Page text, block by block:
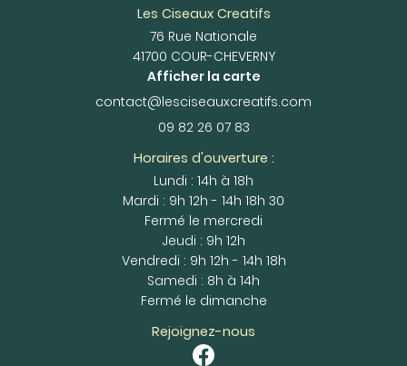
Les Ciseaux Creatifs
76 Rue Nationale
41700 COUR-CHEVERNY
Afficher la carte
09 82 26 07 83
Horaires d'ouverture :
Lundi : 14h à 18h
Mardi : 9h 12h - 14h 18h 30
Fermé le mercredi
Jeudi : 9h 12h
Vendredi : 9h 12h - 14h 18h
Samedi : 8h à 14h
Fermé le dimanche
Rejoignez-nous